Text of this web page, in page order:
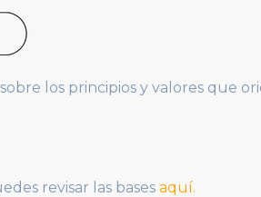
los principios y valores que
revisar las bases aquí.